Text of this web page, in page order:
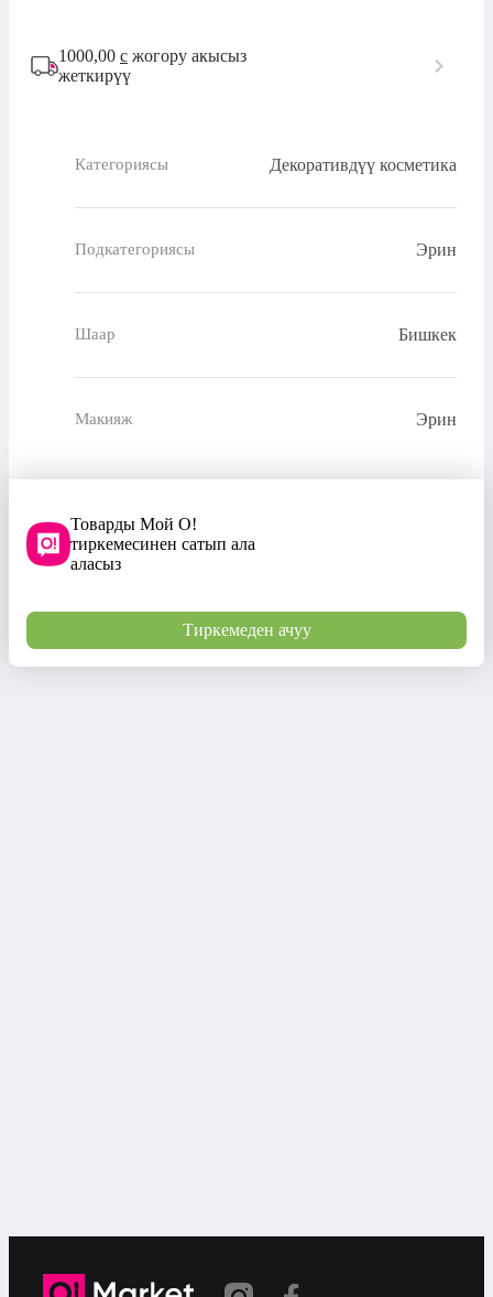
1000,00 с жогору акысыз
жеткирүү
Категориясы Декоративдүү косметика
Подкатегориясы Эрин
Шаар Бишкек
Макияж Эрин
Товарды Мой О!
тиркемесинен сатып ала
аласыз
Тиркемеден ачуу